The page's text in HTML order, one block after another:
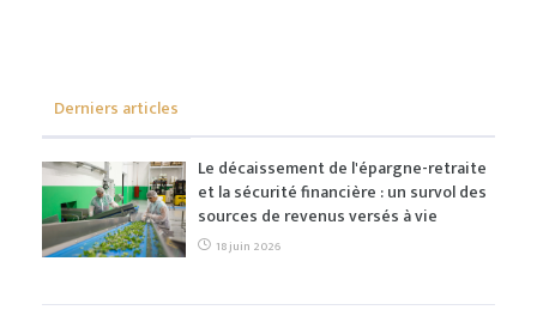
Derniers articles
Le décaissement de l'épargne-retraite
et la sécurité financière : un survol des
sources de revenus versés à vie
18 juin 2026